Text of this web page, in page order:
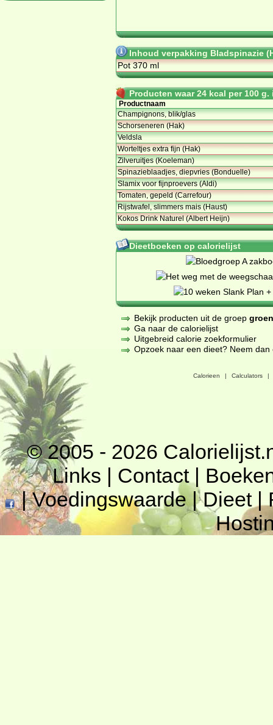
Inhoud verpakking Bladspinazie
Pot 370 ml
Producten waar 24 kcal per 100
Productnaam
Champignons, blik/glas
Schorseneren (Hak)
Veldsla
Worteltjes extra fijn (Hak)
Zilveruitjes (Koeleman)
Spinazieblaadjes, diepvries (Bonduelle)
Slamix voor fijnproevers (Aldi)
Tomaten, gepeld (Carrefour)
Rijstwafel, slimmers mais (Haust)
Kokos Drink Naturel (Albert Heijn)
Dieetboeken op calorielijst
Bekijk producten uit de groep
Ga naar de calorielijst
Uitgebreid calorie zoekformulier
Opzoek naar een dieet? Neem
Calorieen | Calculators |
© 2005 - 2026
Links | Contact|
|Voedingswaarde|Dieet|